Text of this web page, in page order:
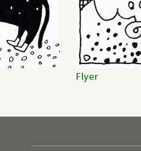
Flyer